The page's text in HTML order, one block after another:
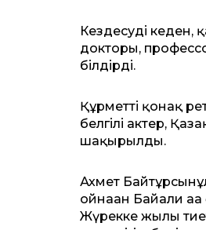
Кездесуді
докторы,
білдірді.
Құрметті қонақ
белгілі актер,
шақырылды.
Ахмет
ойнаған Байғали
Жүрекке жылы